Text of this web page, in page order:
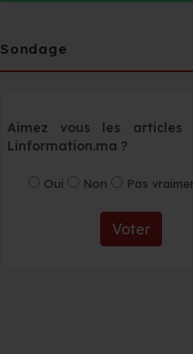
Sondage
Aimez vous les articles
Linformation.ma ?
Oui Non Pas
Voter